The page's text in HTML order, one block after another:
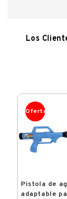
Los
Oferta
Pistola de
adaptable